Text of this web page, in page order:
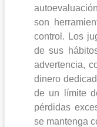
son
control. Los
de sus
advertencia,
dinero
de un límite
pérdidas
se mantenga